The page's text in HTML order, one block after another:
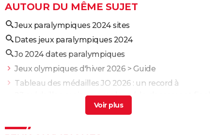
AUTOUR DU MÊME SUJET
Jeux paralympiques 2024 sites
Dates jeux paralympiques 2024
Jo 2024 dates paralympiques
Jeux olympiques d'hiver 2026 > Guide
Tableau des médailles JO 2026 : un record à
23 médailles, mais un gros loupé, le classement final